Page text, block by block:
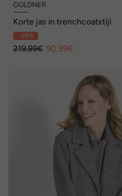
GOLDNER
Korte jas in trenchcoatstijl
- 59%
219,99€ 90,99€